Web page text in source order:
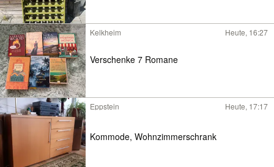
Kelkheim Heute, 16:27
Verschenke 7 Romane
Eppstein Heute, 17:17
Kommode, Wohnzimmerschrank